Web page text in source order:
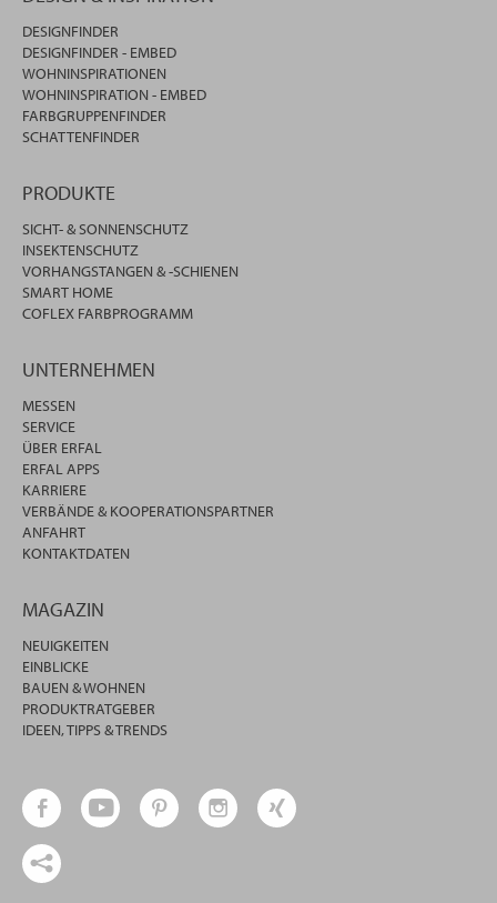
DESIGNFINDER
DESIGNFINDER - EMBED
WOHNINSPIRATIONEN
WOHNINSPIRATION - EMBED
FARBGRUPPENFINDER
SCHATTENFINDER
PRODUKTE
SICHT- & SONNENSCHUTZ
INSEKTENSCHUTZ
VORHANGSTANGEN & -SCHIENEN
SMART HOME
COFLEX FARBPROGRAMM
UNTERNEHMEN
MESSEN
SERVICE
ÜBER ERFAL
ERFAL APPS
KARRIERE
VERBÄNDE & KOOPERATIONSPARTNER
ANFAHRT
KONTAKTDATEN
MAGAZIN
NEUIGKEITEN
EINBLICKE
BAUEN & WOHNEN
PRODUKTRATGEBER
IDEEN, TIPPS & TRENDS